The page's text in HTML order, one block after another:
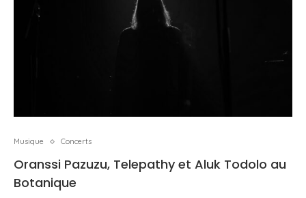
Musique Concerts
Oranssi Pazuzu, Telepathy et Aluk Todolo au
Botanique